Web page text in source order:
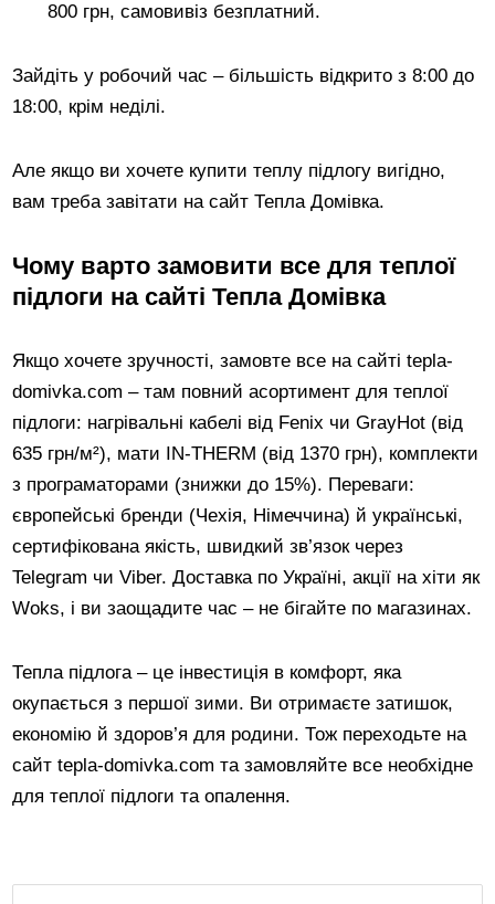
800 грн, самовивіз безплатний.
Зайдіть у робочий час – більшість відкрито з 8:00 до
18:00, крім неділі.
Але якщо ви хочете купити теплу підлогу вигідно,
вам треба завітати на сайт Тепла Домівка.
Чому варто замовити все для теплої
підлоги на сайті Тепла Домівка
Якщо хочете зручності, замовте все на сайті tepla-
domivka.com – там повний асортимент для теплої
підлоги: нагрівальні кабелі від Fenix чи GrayHot (від
635 грн/м²), мати IN-THERM (від 1370 грн), комплекти
з програматорами (знижки до 15%). Переваги:
європейські бренди (Чехія, Німеччина) й українські,
сертифікована якість, швидкий зв’язок через
Telegram чи Viber. Доставка по Україні, акції на хіти як
Woks, і ви заощадите час – не бігайте по магазинах.
Тепла підлога – це інвестиція в комфорт, яка
окупається з першої зими. Ви отримаєте затишок,
економію й здоров’я для родини. Тож переходьте на
сайт tepla-domivka.com та замовляйте все необхідне
для теплої підлоги та опалення.